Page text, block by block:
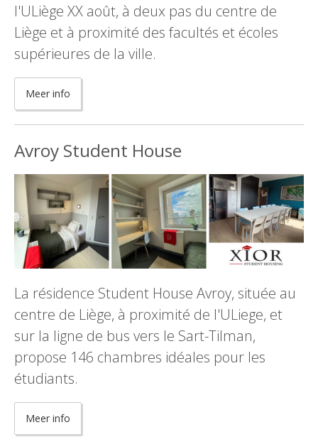
l'ULiège XX août, à deux pas du centre de
Liège et à proximité des facultés et écoles
supérieures de la ville.
Meer info
Avroy Student House
La résidence Student House Avroy, située au
centre de Liège, à proximité de l'ULiege, et
sur la ligne de bus vers le Sart-Tilman,
propose 146 chambres idéales pour les
étudiants.
Meer info